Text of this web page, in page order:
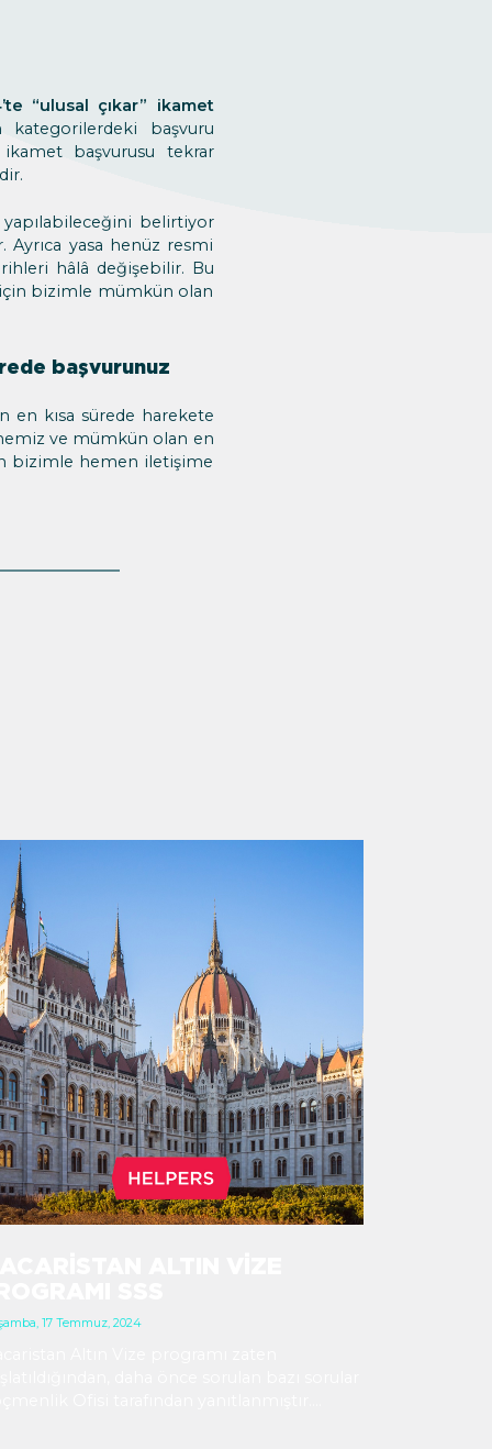
“ulusal çıkar” ikamet
başvuru
başvurusu tekrar
yapılabileceğini belirtiyor
Ayrıca yasa henüz resmi
​​hâlâ değişebilir. Bu
bizimle mümkün olan
başvurunuz
en kısa sürede harekete
ve mümkün olan en
bizimle hemen iletişime
17 Temmuz, 2024